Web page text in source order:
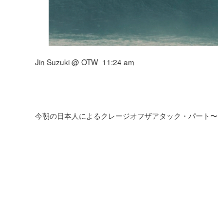
Jin Suzuki @ OTW 11:24 am
今朝の日本人によるクレージオフザアタック・パート